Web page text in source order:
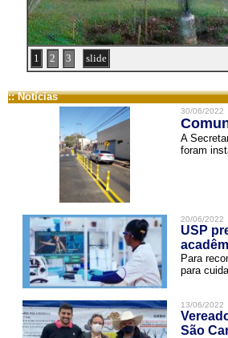
1 2 3 slide
:: Notícias
30/06/2022
A
foram
20/06/2022
USP
Para
para
13/06/2022
São